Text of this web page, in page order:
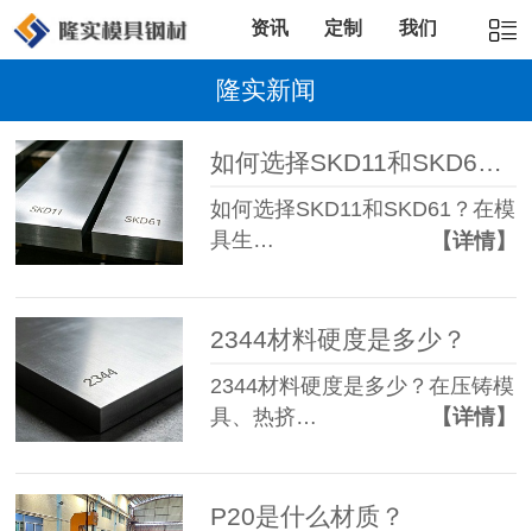
资讯 定制 我们
隆实新闻
如何选择SKD11和SKD61？
如何选择SKD11和SKD61？在模
具生…
【详情】
2344材料硬度是多少？
2344材料硬度是多少？在压铸模
具、热挤…
【详情】
P20是什么材质？